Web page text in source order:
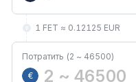
1 FET ≈ 0.12125 EUR
Потратить (2 ~ 46500)
€